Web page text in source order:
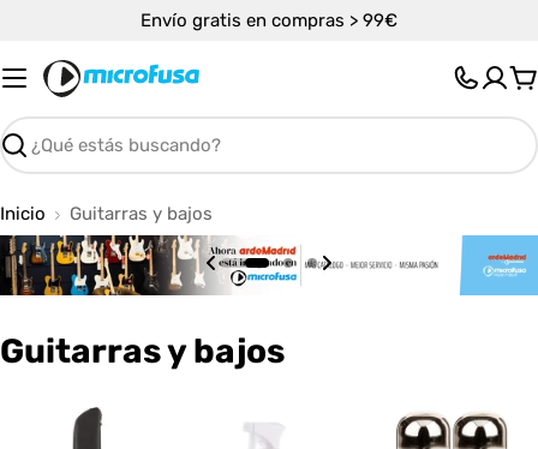
contenido
Envío gratis en compras > 99€
Buscar
Inicio Guitarras y bajos
C
Guitarras y bajos